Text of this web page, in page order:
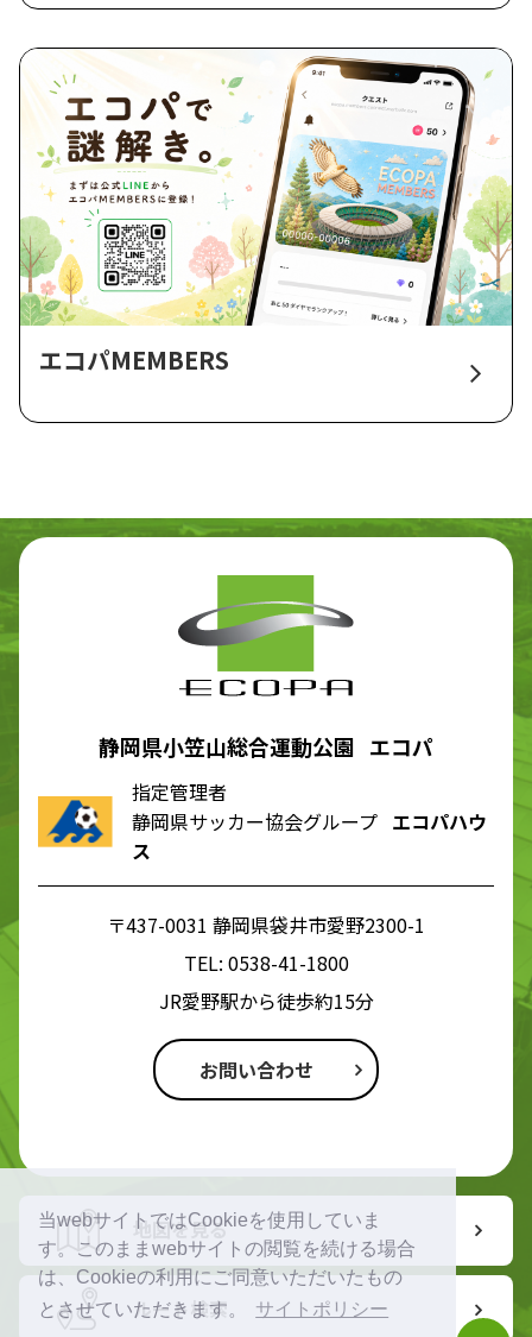
当webサイトではCookieを使用していま
す。このままwebサイトの閲覧を続ける場合
は、Cookieの利用にご同意いただいたもの
とさせていただきます。
サイトポリシー
エコパMEMBERS
静岡県小笠山総合運動公園 エコパ
指定管理者
静岡県サッカー協会グループ エコパハウ
ス
〒437-0031 静岡県袋井市愛野2300-1
TEL: 0538-41-1800
JR愛野駅から徒歩約15分
お問い合わせ
地図を見る
ルート検索